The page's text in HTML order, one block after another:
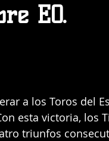
EO.
a los Toros del
esta victoria, los
triunfos